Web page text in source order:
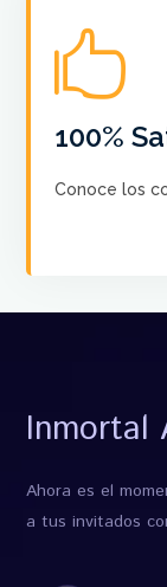

100%
Conoce los
No hay
cursos
Inmortal
Ahora es el
a tus invitados